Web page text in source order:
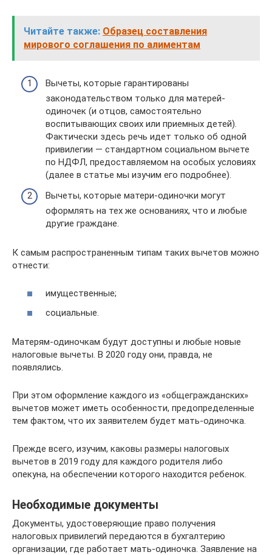
Читайте также: Образец составления
мирового соглашения по алиментам
Вычеты, которые гарантированы
законодательством только для матерей-
одиночек (и отцов, самостоятельно
воспитывающих своих или приемных детей).
Фактически здесь речь идет только об одной
привилегии — стандартном социальном вычете
по НДФЛ, предоставляемом на особых условиях
(далее в статье мы изучим его подробнее).
Вычеты, которые матери-одиночки могут
оформлять на тех же основаниях, что и любые
другие граждане.
К самым распространенным типам таких вычетов можно
отнести:
имущественные;
социальные.
Матерям-одиночкам будут доступны и любые новые
налоговые вычеты. В 2020 году они, правда, не
появлялись.
При этом оформление каждого из «общегражданских»
вычетов может иметь особенности, предопределенные
тем фактом, что их заявителем будет мать-одиночка.
Прежде всего, изучим, каковы размеры налоговых
вычетов в 2019 году для каждого родителя либо
опекуна, на обеспечении которого находится ребенок.
Необходимые документы
Документы, удостоверяющие право получения
налоговых привилегий передаются в бухгалтерию
организации, где работает мать-одиночка. Заявление на